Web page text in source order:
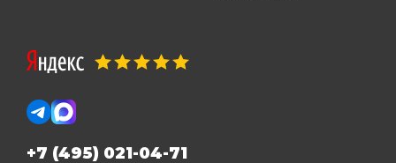
+7 (495) 021-04-71